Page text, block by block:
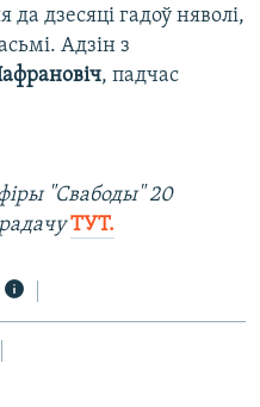
дзесяці гадоў няволі,
Адзін з
, падчас
"Свабоды" 20
ТУТ.